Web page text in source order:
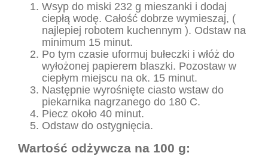
Wsyp do miski 232 g mieszanki i dodaj
ciepłą wodę. Całość dobrze wymieszaj, (
najlepiej robotem kuchennym ). Odstaw na
minimum 15 minut.
Po tym czasie uformuj bułeczki i włóż do
wyłożonej papierem blaszki. Pozostaw w
ciepłym miejscu na ok. 15 minut.
Następnie wyrośnięte ciasto wstaw do
piekarnika nagrzanego do 180 C.
Piecz około 40 minut.
Odstaw do ostygnięcia.
Wartość odżywcza na 100 g: